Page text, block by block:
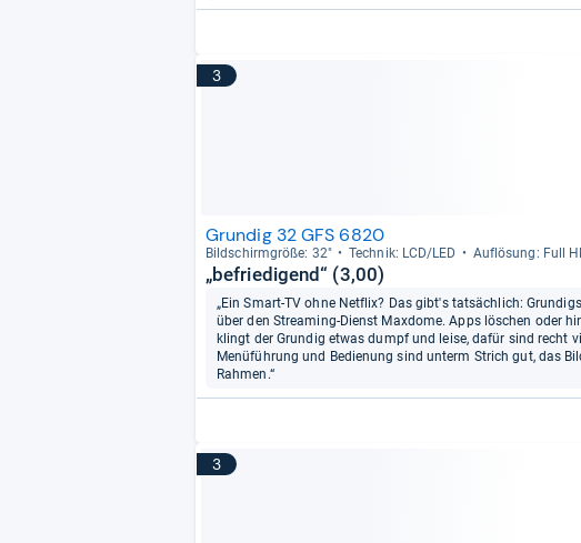
3
Grundig 32 GFS 6820
Bild­schirm­größe: 32" Tech­nik: LCD/LED Auf­lö­sung: Full
„befriedigend“ (3,00)
„Ein Smart-TV ohne Netflix? Das gibt's tatsächlich:
über den Streaming-Dienst Maxdome. Apps löschen oder
klingt der Grundig etwas dumpf und leise, dafür sind recht
Menüführung und Bedienung sind unterm Strich gut, das
Rahmen.“
3